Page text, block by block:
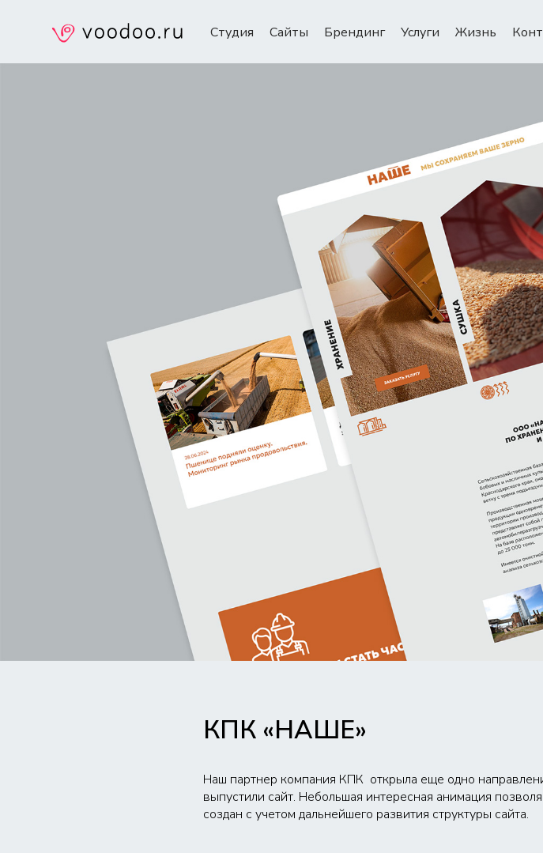
Студия Сайты Брендинг Услуги Жизнь
КПК «НАШЕ»
Наш партнер компания КПК открыла еще одно
выпустили сайт. Небольшая интересная анимация
создан с учетом дальнейшего развития структуры сайта.